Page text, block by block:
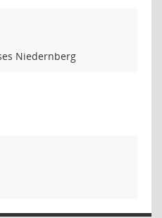
Niedernberg